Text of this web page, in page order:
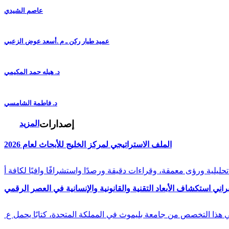
عاصم الشيدي
عميد طيار ركن ـ م .أسعد عوض الزعبي
د. هيله حمد المكيمي
د. فاطمة الشامسي
المزيد إصدارات
الملف الاستراتيجي لمركز الخليج للأبحاث لعام 2026
استكشاف الأبعاد التقنية والقانونية والإنسانية في العصر الرقمي
هذا التخصص من جامعة بليموث في المملكة المتحدة، كتابًا يحمل ع